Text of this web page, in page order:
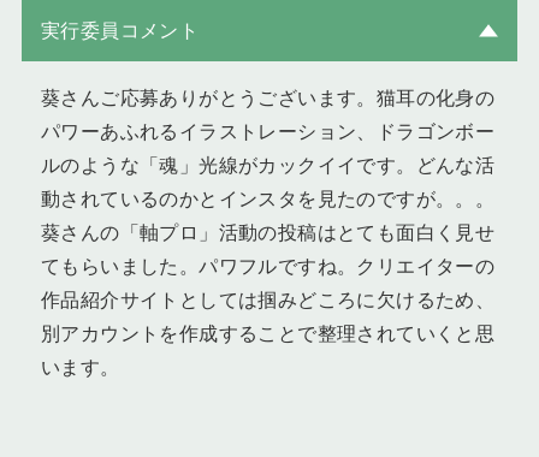
実行委員コメント
葵さんご応募ありがとうございます。猫耳の化身の
パワーあふれるイラストレーション、ドラゴンボー
ルのような「魂」光線がカックイイです。どんな活
動されているのかとインスタを見たのですが。。。
葵さんの「軸プロ」活動の投稿はとても面白く見せ
てもらいました。パワフルですね。クリエイターの
作品紹介サイトとしては掴みどころに欠けるため、
別アカウントを作成することで整理されていくと思
います。